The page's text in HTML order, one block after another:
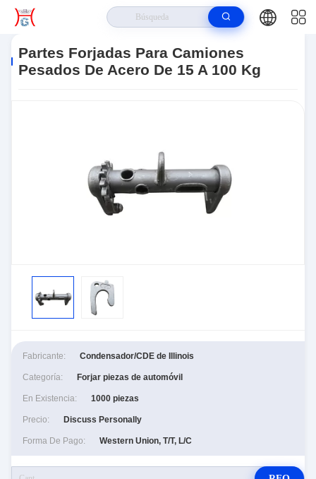
Camiones Pesados De Acero De 15 A 100 Kg
Partes Forjadas Para Camiones
Pesados De Acero De 15 A 100 Kg
Fabricante: Condensador/CDE de Illinois
Categoría: Forjar piezas de automóvil
En Existencia: 1000 piezas
Precio: Discuss Personally
Forma De Pago: Western Union, T/T, L/C